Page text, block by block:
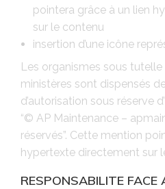
pointera grâce à un lien
sur le contenu
insertion d’une icône
Les organismes sous tutelle
ministères sont dispensés
d’autorisation sous réserve
“© AP Maintenance –
réservés”. Cette mention
hypertexte directement sur
RESPONSABILITE FACE